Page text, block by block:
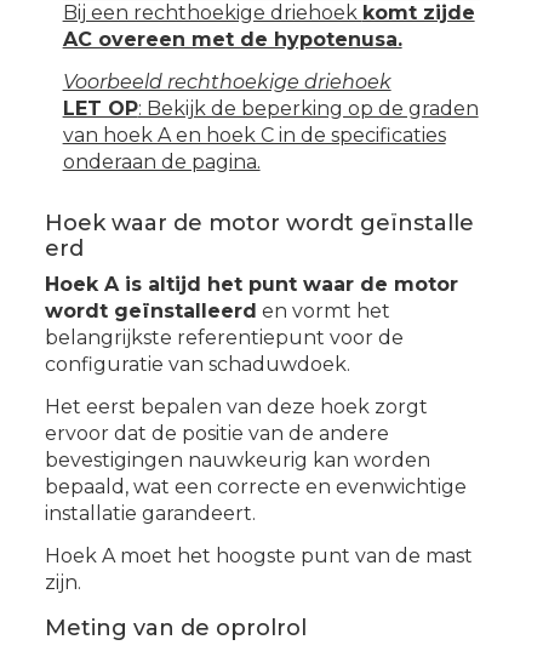
Bij een rechthoekige driehoek komt zijde
AC overeen met de hypotenusa.
Voorbeeld rechthoekige driehoek
LET OP: Bekijk de beperking op de graden
van hoek A en hoek C in de specificaties
onderaan de pagina.
Hoek waar de motor wordt geïnstalle
erd
Hoek A is altijd het punt waar de motor
wordt geïnstalleerd en vormt het
belangrijkste referentiepunt voor de
configuratie van schaduwdoek.
Het eerst bepalen van deze hoek zorgt
ervoor dat de positie van de andere
bevestigingen nauwkeurig kan worden
bepaald, wat een correcte en evenwichtige
installatie garandeert.
Hoek A moet het hoogste punt van de mast
zijn.
Meting van de oprolrol